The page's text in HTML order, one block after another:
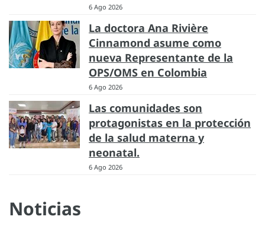
6 Ago 2026
La doctora Ana Rivière
Cinnamond asume como
nueva Representante de la
OPS/OMS en Colombia
6 Ago 2026
Las comunidades son
protagonistas en la protección
de la salud materna y
neonatal.
6 Ago 2026
Noticias